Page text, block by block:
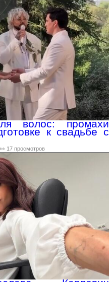
волос: промахи
к свадьбе с
👀 17 просмотров